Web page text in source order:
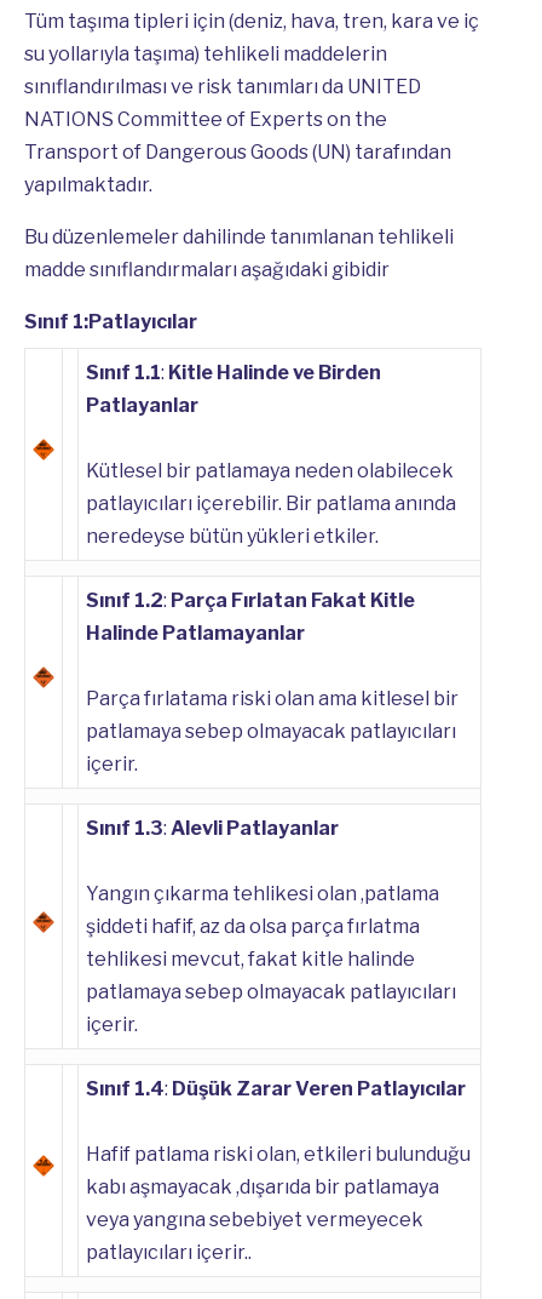
Tüm taşıma tipleri için (deniz, hava, tren, kara ve iç
su yollarıyla taşıma) tehlikeli maddelerin
sınıflandırılması ve risk tanımları da UNITED
NATIONS Committee of Experts on the
Transport of Dangerous Goods (UN) tarafından
yapılmaktadır.
Bu düzenlemeler dahilinde tanımlanan tehlikeli
madde sınıflandırmaları aşağıdaki gibidir
Sınıf 1:Patlayıcılar
Sınıf 1.1: Kitle Halinde ve Birden
Patlayanlar
Kütlesel bir patlamaya neden olabilecek
patlayıcıları içerebilir. Bir patlama anında
neredeyse bütün yükleri etkiler.
Sınıf 1.2: Parça Fırlatan Fakat Kitle
Halinde Patlamayanlar
Parça fırlatama riski olan ama kitlesel bir
patlamaya sebep olmayacak patlayıcıları
içerir.
Sınıf 1.3: Alevli Patlayanlar
Yangın çıkarma tehlikesi olan ,patlama
şiddeti hafif, az da olsa parça fırlatma
tehlikesi mevcut, fakat kitle halinde
patlamaya sebep olmayacak patlayıcıları
içerir.
Sınıf 1.4: Düşük Zarar Veren Patlayıcılar
Hafif patlama riski olan, etkileri bulunduğu
kabı aşmayacak ,dışarıda bir patlamaya
veya yangına sebebiyet vermeyecek
patlayıcıları içerir..